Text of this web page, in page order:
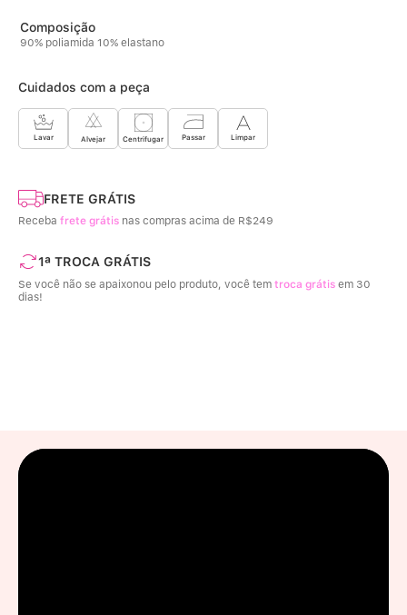
90% poliamida 10% elastano
Cuidados com a peça
Lavar Alvejar Centrifugar Passar Limpar
FRETE GRÁTIS
Receba frete grátis nas compras acima de R$249
1ª TROCA GRÁTIS
Se você não se apaixonou pelo produto, você tem troca grátis em 30
dias!